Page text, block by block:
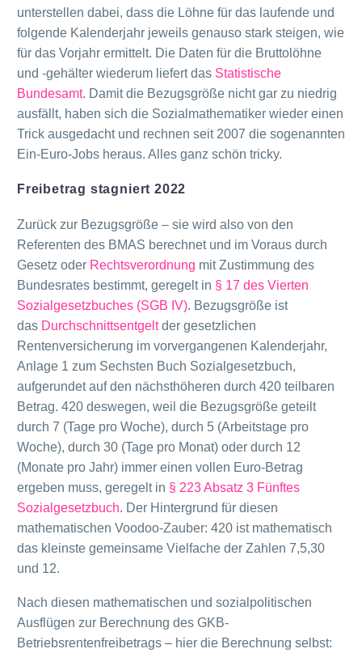
unterstellen dabei, dass die Löhne für das laufende und
folgende Kalenderjahr jeweils genauso stark steigen, wie
für das Vorjahr ermittelt. Die Daten für die Bruttolöhne
und -gehälter wiederum liefert das Statistische
Bundesamt. Damit die Bezugsgröße nicht gar zu niedrig
ausfällt, haben sich die Sozialmathematiker wieder einen
Trick ausgedacht und rechnen seit 2007 die sogenannten
Ein-Euro-Jobs heraus. Alles ganz schön tricky.
Freibetrag stagniert 2022
Zurück zur Bezugsgröße – sie wird also von den
Referenten des BMAS berechnet und im Voraus durch
Gesetz oder Rechtsverordnung mit Zustimmung des
Bundesrates bestimmt, geregelt in § 17 des Vierten
Sozialgesetzbuches (SGB IV). Bezugsgröße ist
das Durchschnittsentgeltder gesetzlichen
Rentenversicherung im vorvergangenen Kalenderjahr,
Anlage 1 zum Sechsten Buch Sozialgesetzbuch,
aufgerundet auf den nächsthöheren durch 420 teilbaren
Betrag. 420 deswegen, weil die Bezugsgröße geteilt
durch 7 (Tage pro Woche), durch 5 (Arbeitstage pro
Woche), durch 30 (Tage pro Monat) oder durch 12
(Monate pro Jahr) immer einen vollen Euro-Betrag
ergeben muss, geregelt in § 223 Absatz 3 Fünftes
Sozialgesetzbuch. Der Hintergrund für diesen
mathematischen Voodoo-Zauber: 420 ist mathematisch
das kleinste gemeinsame Vielfache der Zahlen 7,5,30
und 12.
Nach diesen mathematischen und sozialpolitischen
Ausflügen zur Berechnung des GKB-
Betriebsrentenfreibetrags – hier die Berechnung selbst: